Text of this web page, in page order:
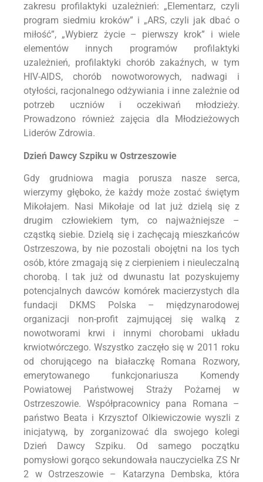
zakresu profilaktyki uzależnień: „Elementarz, czyli
program siedmiu kroków” i „ARS, czyli jak dbać o
miłość”, „Wybierz życie – pierwszy krok” i wiele
elementów innych programów profilaktyki
uzależnień, profilaktyki chorób zakaźnych, w tym
HIV-AIDS, chorób nowotworowych, nadwagi i
otyłości, racjonalnego odżywiania i inne zależnie od
potrzeb uczniów i oczekiwań młodzieży.
Prowadzono również zajęcia dla Młodzieżowych
Liderów Zdrowia.
Dzień Dawcy Szpiku w Ostrzeszowie
Gdy grudniowa magia porusza nasze serca,
wierzymy głęboko, że każdy może zostać świętym
Mikołajem. Nasi Mikołaje od lat już dzielą się z
drugim człowiekiem tym, co najważniejsze –
cząstką siebie. Dzielą się i zachęcają mieszkańców
Ostrzeszowa, by nie pozostali obojętni na los tych
osób, które zmagają się z cierpieniem i nieuleczalną
chorobą. I tak już od dwunastu lat pozyskujemy
potencjalnych dawców komórek macierzystych dla
fundacji DKMS Polska – międzynarodowej
organizacji non-profit zajmującej się walką z
nowotworami krwi i innymi chorobami układu
krwiotwórczego. Wszystko zaczęło się w 2011 roku
od chorującego na białaczkę Romana Rozwory,
emerytowanego funkcjonariusza Komendy
Powiatowej Państwowej Straży Pożarnej w
Ostrzeszowie. Współpracownicy pana Romana –
państwo Beata i Krzysztof Olkiewiczowie wyszli z
inicjatywą, by zorganizować dla swojego kolegi
Dzień Dawcy Szpiku. Od samego początku
pomysłowi gorąco sekundowała nauczycielka ZS Nr
2 w Ostrzeszowie – Katarzyna Dembska, która